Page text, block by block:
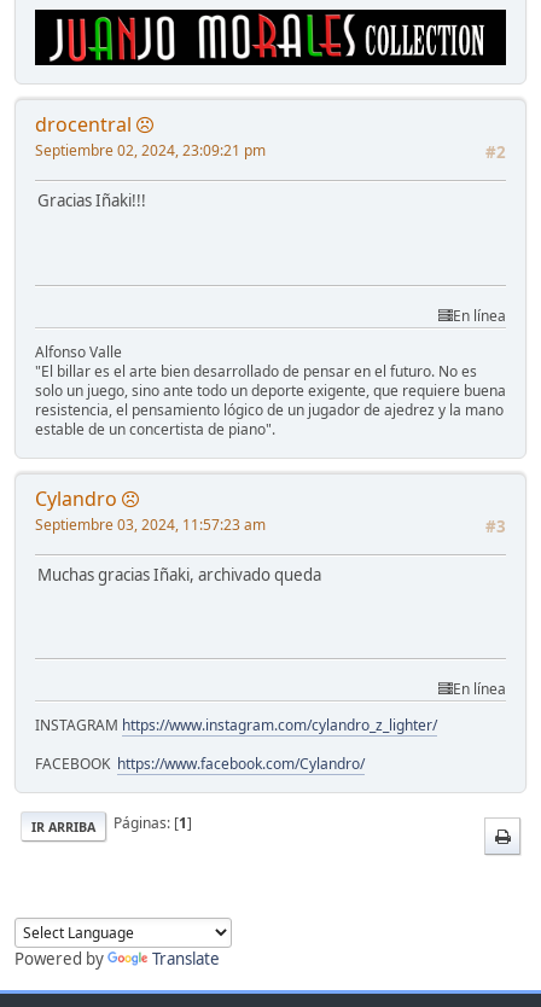
drocentral
#2
Septiembre 02, 2024, 23:09:21 pm
Gracias Iñaki!!!
En línea
Alfonso Valle
"El billar es el arte bien desarrollado de pensar en el futuro. No es
solo un juego, sino ante todo un deporte exigente, que requiere buena
resistencia, el pensamiento lógico de un jugador de ajedrez y la mano
estable de un concertista de piano".
Cylandro
#3
Septiembre 03, 2024, 11:57:23 am
Muchas gracias Iñaki, archivado queda
En línea
INSTAGRAM https://www.instagram.com/cylandro_z_lighter/
FACEBOOK https://www.facebook.com/Cylandro/
IR ARRIBA Páginas: [1]
Powered by Translate